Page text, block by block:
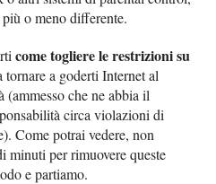
o meno differente.
come togliere le restrizioni su
tornare a goderti Internet al
(ammesso che ne abbia il
circa violazioni di
Come potrai vedere, non
minuti per rimuovere queste
e partiamo.